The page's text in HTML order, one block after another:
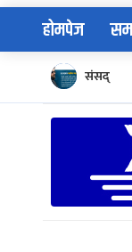
होमपेज
संसद्